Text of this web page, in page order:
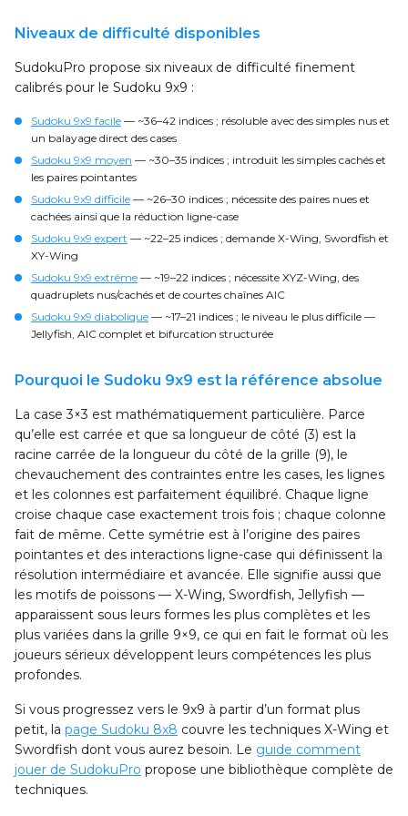
Niveaux de difficulté disponibles
SudokuPro propose six niveaux de difficulté finement
calibrés pour le Sudoku 9x9 :
Sudoku 9x9 facile — ~36–42 indices ; résoluble avec des simples nus et
un balayage direct des cases
Sudoku 9x9 moyen — ~30–35 indices ; introduit les simples cachés et
les paires pointantes
Sudoku 9x9 difficile — ~26–30 indices ; nécessite des paires nues et
cachées ainsi que la réduction ligne-case
Sudoku 9x9 expert — ~22–25 indices ; demande X-Wing, Swordfish et
XY-Wing
Sudoku 9x9 extrême — ~19–22 indices ; nécessite XYZ-Wing, des
quadruplets nus/cachés et de courtes chaînes AIC
Sudoku 9x9 diabolique — ~17–21 indices ; le niveau le plus difficile —
Jellyfish, AIC complet et bifurcation structurée
Pourquoi le Sudoku 9x9 est la référence absolue
La case 3×3 est mathématiquement particulière. Parce
qu’elle est carrée et que sa longueur de côté (3) est la
racine carrée de la longueur du côté de la grille (9), le
chevauchement des contraintes entre les cases, les lignes
et les colonnes est parfaitement équilibré. Chaque ligne
croise chaque case exactement trois fois ; chaque colonne
fait de même. Cette symétrie est à l’origine des paires
pointantes et des interactions ligne-case qui définissent la
résolution intermédiaire et avancée. Elle signifie aussi que
les motifs de poissons — X-Wing, Swordfish, Jellyfish —
apparaissent sous leurs formes les plus complètes et les
plus variées dans la grille 9×9, ce qui en fait le format où les
joueurs sérieux développent leurs compétences les plus
profondes.
Si vous progressez vers le 9x9 à partir d’un format plus
petit, la page Sudoku 8x8 couvre les techniques X-Wing et
Swordfish dont vous aurez besoin. Le guide comment
jouer de SudokuPro propose une bibliothèque complète de
techniques.